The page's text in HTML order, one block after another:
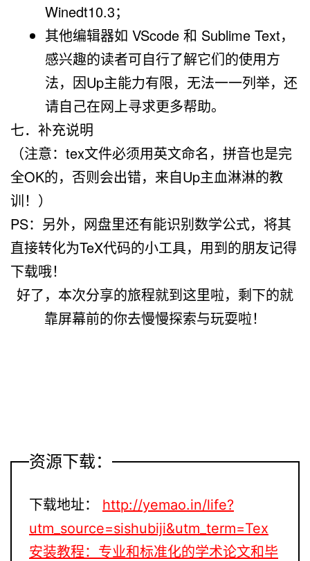
Winedt10.3；
其他编辑器如 VScode 和 Sublime Text，
感兴趣的读者可自行了解它们的使用方
法，因Up主能力有限，无法一一列举，还
请自己在网上寻求更多帮助。
七．补充说明
（注意：tex文件必须用英文命名，拼音也是完
全OK的，否则会出错，来自Up主血淋淋的教
训！）
PS：另外，网盘里还有能识别数学公式，将其
直接转化为TeX代码的小工具，用到的朋友记得
下载哦！
好了，本次分享的旅程就到这里啦，剩下的就
靠屏幕前的你去慢慢探索与玩耍啦！
资源下载：
下载地址：
http://yemao.in/life?
utm_source=sishubiji&utm_term=Tex
安装教程：专业和标准化的学术论文和毕